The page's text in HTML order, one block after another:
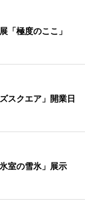
「極度のここ」
スクエア」開業日
室の雪氷」展示